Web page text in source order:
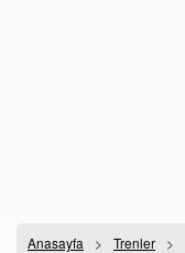
Anasayfa Trenler